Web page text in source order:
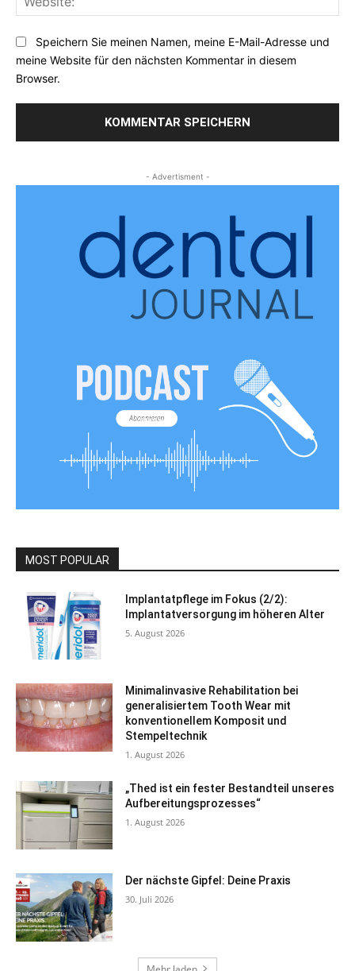
Speichern Sie meinen Namen, meine E-Mail-Adresse und
meine Website für den nächsten Kommentar in diesem
Browser.
- Advertisment -
MOST POPULAR
Implantatpflege im Fokus (2/2):
Implantatversorgung im höheren Alter
5. August 2026
Minimalinvasive Rehabilitation bei
generalisiertem Tooth Wear mit
konventionellem Komposit und
Stempeltechnik
1. August 2026
„Thed ist ein fester Bestandteil unseres
Aufbereitungsprozesses“
1. August 2026
Der nächste Gipfel: Deine Praxis
30. Juli 2026